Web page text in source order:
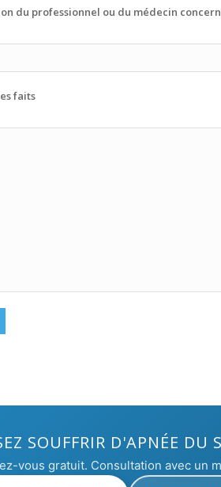
du professionnel ou du médecin
faits
SOUFFRIR D'APNÉE DU
vous gratuit. Consultation avec un